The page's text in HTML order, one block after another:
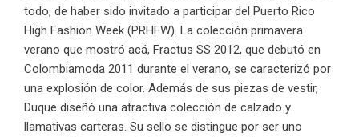
todo, de haber sido invitado a participar del Puerto Rico
High Fashion Week (PRHFW). La colección primavera
verano que mostró acá, Fractus SS 2012, que debutó en
Colombiamoda 2011 durante el verano, se caracterizó por
una explosión de color. Además de sus piezas de vestir,
Duque diseñó una atractiva colección de calzado y
llamativas carteras. Su sello se distingue por ser uno